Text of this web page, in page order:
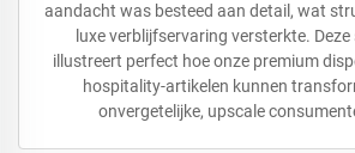
aandacht was besteed aan detail, wat
luxe verblijfservaring versterkte.
illustreert perfect hoe onze premium
hospitality-artikelen kunnen
onvergetelijke, upscale